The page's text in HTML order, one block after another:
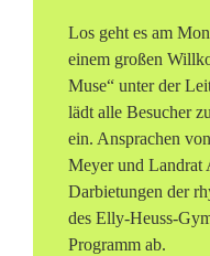
Los geht es am
einem großen
Muse“ unter der
lädt alle Besucher
ein. Ansprachen
Meyer und Landrat
Darbietungen der
des Elly-Heuss-
Programm ab.